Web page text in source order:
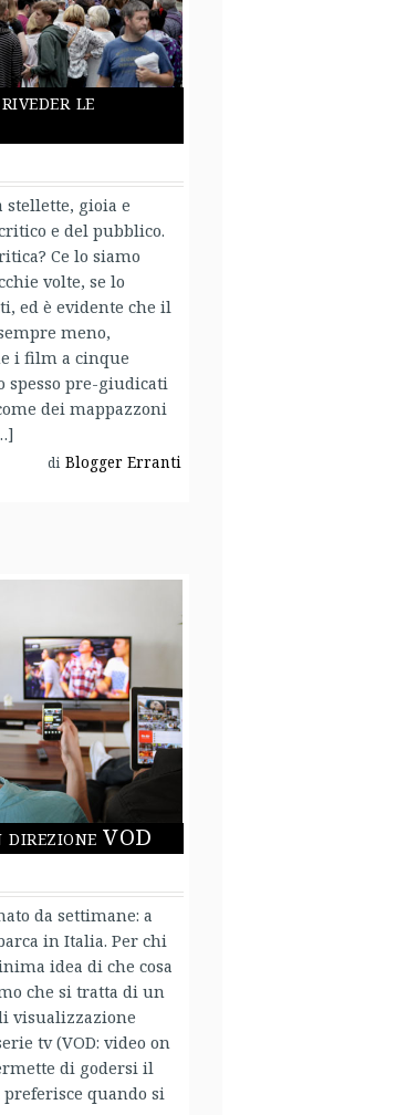
le
stellette, gioia e
e del pubblico.
Ce lo siamo
volte, se lo
ed è evidente che il
meno,
i film a cinque
spesso pre-giudicati
dei mappazzoni
di Blogger Erranti
direzione VOD
da settimane: a
in Italia. Per chi
idea di che cosa
che si tratta di un
visualizzazione
tv (VOD: video on
di godersi il
quando si